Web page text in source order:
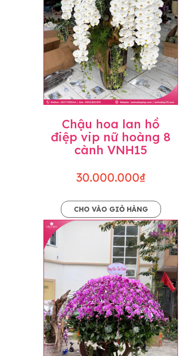
Lưu ý trước khi đặt hàng
• Về cây hoa: Một chậu hoa
khác nhau đôi chút giữa sản
nhiều, nở ít khi shop có sẵn
• Về kiểu dáng & phụ kiện:
nếu có thay đổi về màu sắc
loại hoa và phụ kiện thay thế,
Chậu hoa lan hồ
điệp vip nữ hoàng 8
cành VNH15
30.000.000₫
CHO VÀO GIỎ HÀNG